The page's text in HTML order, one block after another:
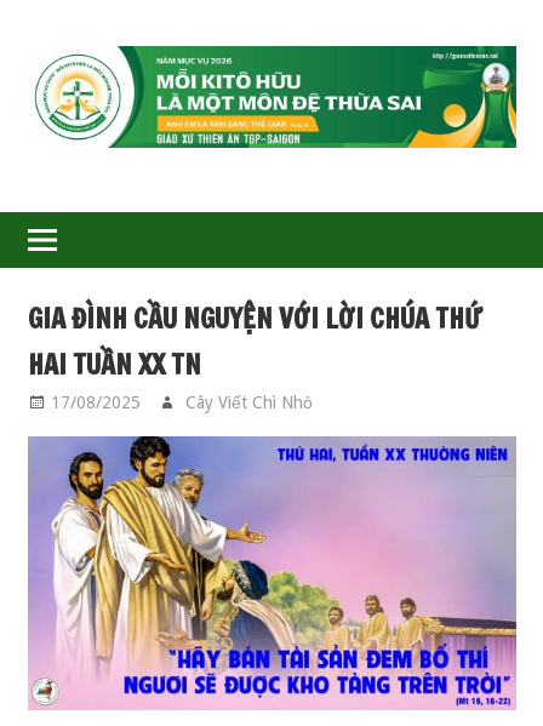
GIÁO
XỨ
THIÊN
ÂN-
TGP
SAIGON
GIA ĐÌNH CẦU NGUYỆN VỚI LỜI CHÚA THỨ
HAI TUẦN XX TN
17/08/2025 Cây Viết Chì Nhỏ